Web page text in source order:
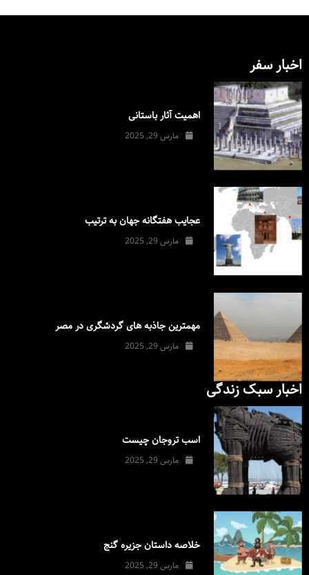
اخبار سفر
اهمیت آثار باستانی
مارس 29, 2025
عجایب هفتگانه جهان به ترتیب
مارس 29, 2025
مهمترین جاذبه های گردشگری در مصر
مارس 29, 2025
اخبار سبک زندگی
اسب تروجان چیست
مارس 29, 2025
خلاصه داستان جزیره گنج
مارس 29, 2025